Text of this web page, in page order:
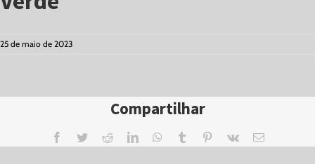
25 de maio de 2023
Compartilhar
Facebook
TwitterRedditLinkedInWhatsApp
Tumblr Pinterest
Vk Email